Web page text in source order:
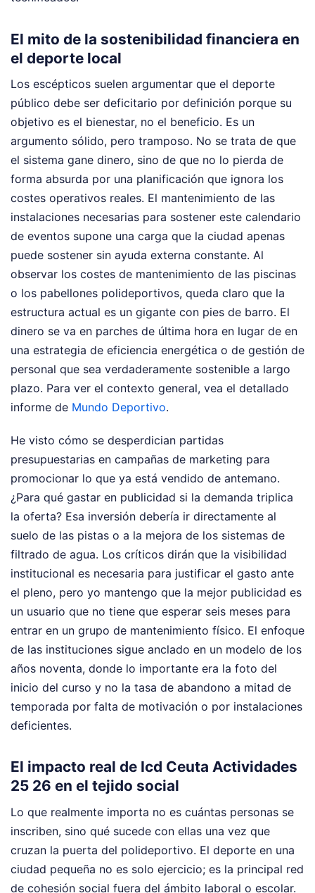
El mito de la sostenibilidad financiera en
el deporte local
Los escépticos suelen argumentar que el deporte
público debe ser deficitario por definición porque su
objetivo es el bienestar, no el beneficio. Es un
argumento sólido, pero tramposo. No se trata de que
el sistema gane dinero, sino de que no lo pierda de
forma absurda por una planificación que ignora los
costes operativos reales. El mantenimiento de las
instalaciones necesarias para sostener este calendario
de eventos supone una carga que la ciudad apenas
puede sostener sin ayuda externa constante. Al
observar los costes de mantenimiento de las piscinas
o los pabellones polideportivos, queda claro que la
estructura actual es un gigante con pies de barro. El
dinero se va en parches de última hora en lugar de en
una estrategia de eficiencia energética o de gestión de
personal que sea verdaderamente sostenible a largo
plazo. Para ver el contexto general, vea el detallado
informe de Mundo Deportivo.
He visto cómo se desperdician partidas
presupuestarias en campañas de marketing para
promocionar lo que ya está vendido de antemano.
¿Para qué gastar en publicidad si la demanda triplica
la oferta? Esa inversión debería ir directamente al
suelo de las pistas o a la mejora de los sistemas de
filtrado de agua. Los críticos dirán que la visibilidad
institucional es necesaria para justificar el gasto ante
el pleno, pero yo mantengo que la mejor publicidad es
un usuario que no tiene que esperar seis meses para
entrar en un grupo de mantenimiento físico. El enfoque
de las instituciones sigue anclado en un modelo de los
años noventa, donde lo importante era la foto del
inicio del curso y no la tasa de abandono a mitad de
temporada por falta de motivación o por instalaciones
deficientes.
El impacto real de Icd Ceuta Actividades
25 26 en el tejido social
Lo que realmente importa no es cuántas personas se
inscriben, sino qué sucede con ellas una vez que
cruzan la puerta del polideportivo. El deporte en una
ciudad pequeña no es solo ejercicio; es la principal red
de cohesión social fuera del ámbito laboral o escolar.